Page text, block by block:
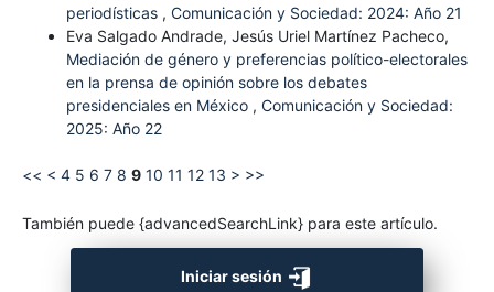
periodísticas , Comunicación y Sociedad: 2024: Año 21
Eva Salgado Andrade, Jesús Uriel Martínez Pacheco,
Mediación de género y preferencias político-electorales
en la prensa de opinión sobre los debates
presidenciales en México , Comunicación y Sociedad:
2025: Año 22
<< < 4 5 6 7 8 9 10 11 12 13 > >>
También puede {advancedSearchLink} para este artículo.
Iniciar sesión